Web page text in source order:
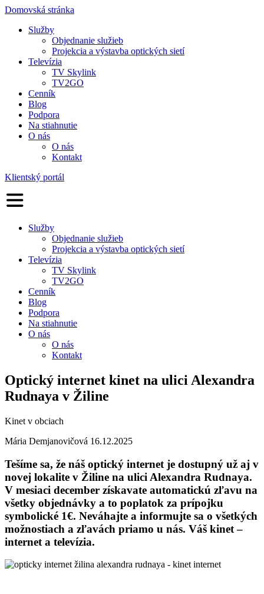
Domovská stránka
Služby
Objednanie služieb
Projekcia a výstavba optických sietí
Televízia
TV Skylink
TV2GO
Cenník
Blog
Podpora
Na stiahnutie
O nás
O nás
Kontakt
Klientský portál
Služby
Objednanie služieb
Projekcia a výstavba optických sietí
Televízia
TV Skylink
TV2GO
Cenník
Blog
Podpora
Na stiahnutie
O nás
O nás
Kontakt
Optický internet kinet na ulici Alexandra
Rudnaya v Žiline
Kinet v obciach
Mária Demjanovičová 16.12.2025
Tešíme sa, že náš optický internet je dostupný už aj v
novej lokalite v Žiline na ulici Alexandra Rudnaya.
V mesiaci december získavate automatickú zľavu na
všetky objednávky a to poplatok za prípojku
symbolické 1€. Neváhajte a informujte sa o všetkých
možnostiach a zľavách priamo u nás. Váš kinet –
internet a televízia.